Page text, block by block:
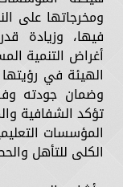
ومخرجاتها على
فيها، وزيادة
أغراض التنمية
الهيئة في
وضمان جودته
تؤكد الشفافية
المؤسسات
الكلى للتأهل